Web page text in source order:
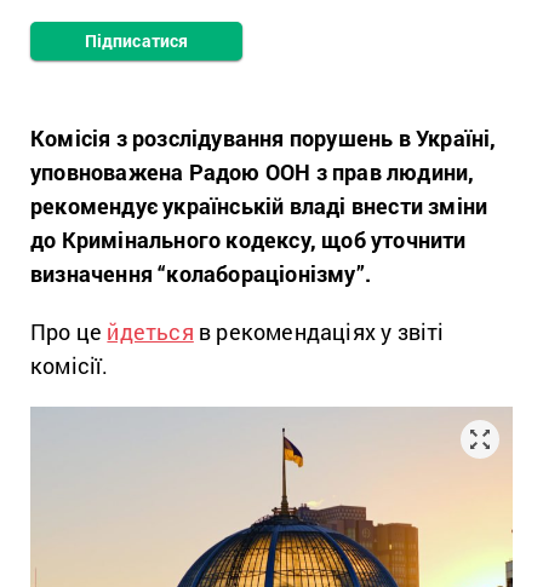
Підписатися
Комісія з розслідування порушень в Україні,
уповноважена Радою ООН з прав людини,
рекомендує українській владі внести зміни
до Кримінального кодексу, щоб уточнити
визначення “колабораціонізму”.
Про це йдеться в рекомендаціях у звіті
комісії.